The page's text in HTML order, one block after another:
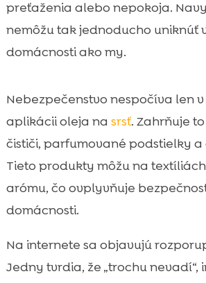
preťaženia alebo nepokoja.
nemôžu tak jednoducho uniknúť
domácnosti ako my.
Nebezpečenstvo nespočíva len
aplikácii oleja na srsť. Zahrňuje
čističi, parfumované podstielky
Tieto produkty môžu na
arómu, čo ovplyvňuje
domácnosti.
Na internete sa objavujú
Jedny tvrdia, že „trochu nevadí“,